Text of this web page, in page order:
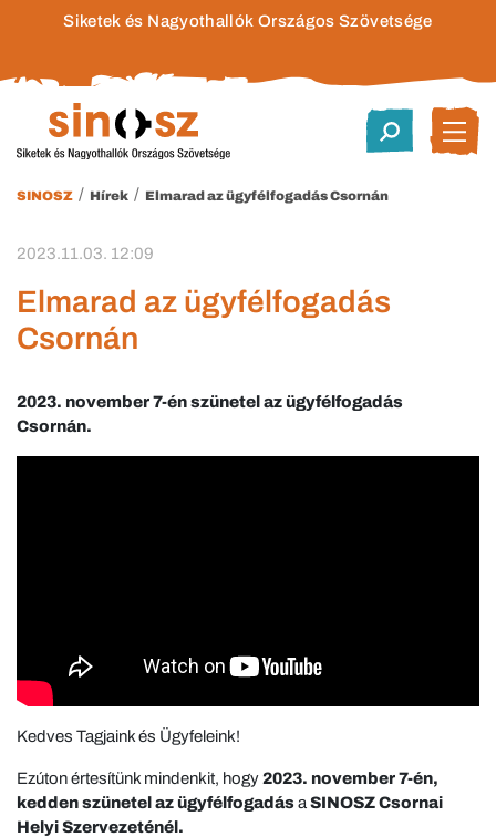
Siketek és Nagyothallók Országos Szövetsége
SINOSZ / Hírek / Elmarad az ügyfélfogadás Csornán
2023.11.03. 12:09
Elmarad az ügyfélfogadás
Csornán
2023. november 7-én szünetel az ügyfélfogadás
Csornán.
Kedves Tagjaink és Ügyfeleink!
Ezúton értesítünk mindenkit, hogy2023. november 7-én,
kedden szünetel az ügyfélfogadása SINOSZ Csornai
Helyi Szervezeténél.